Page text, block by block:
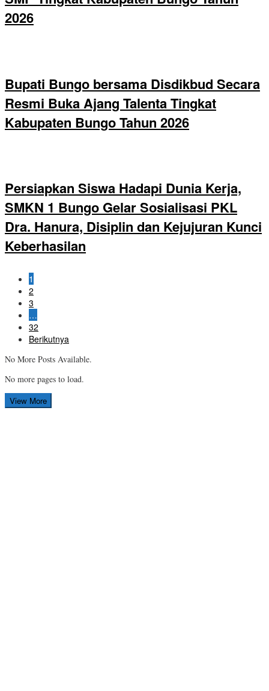
2026
Bupati Bungo bersama Disdikbud Secara
Resmi Buka Ajang Talenta Tingkat
Kabupaten Bungo Tahun 2026
Persiapkan Siswa Hadapi Dunia Kerja,
SMKN 1 Bungo Gelar Sosialisasi PKL
Dra. Hanura, Disiplin dan Kejujuran Kunci
Keberhasilan
1
2
3
…
32
Berikutnya
No More Posts Available.
No more pages to load.
View More